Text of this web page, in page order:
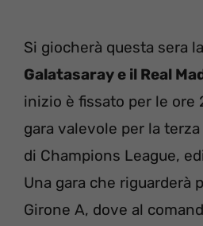
Si giocherà questa sera
Galatasaray e il Real
inizio è fissato per le ore
gara valevole per la
di Champions League,
Una gara che riguarderà
Girone A, dove al